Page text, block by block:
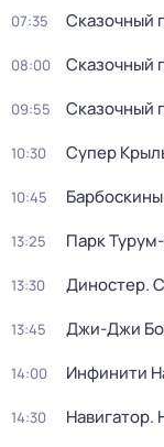
07:35 Сказочный
08:00 Сказочный
09:55 Сказочный
10:30 Супер
10:45 Барбоскины
13:25 Парк
13:30 Диностер.
13:45 Джи-Джи
14:00 Инфинити
14:30 Навигатор.